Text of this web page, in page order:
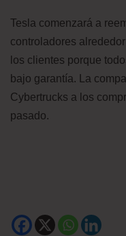
Tesla comenzará a
controladores
los clientes porque
bajo garantía. La
Cybertrucks a los
pasado.